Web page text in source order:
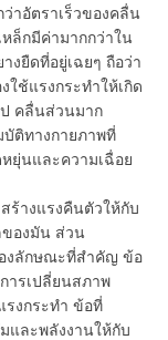
าอัตราเร็วของคลื่น
หล็กมีค่ามากกว่าใน
งยืดที่อยู่เฉยๆ ถือว่า
ใช้แรงกระทำให้เกิด
คลื่นส่วนมาก
บัติทางกายภาพที่
ยุ่นและความเฉื่อย
างแรงคืนตัวให้กับ
องมัน ส่วน
งลักษณะที่สำคัญ ข้อ
ารเปลี่ยนสภาพ
รงกระทำ ข้อที่
และพลังงานให้กับ